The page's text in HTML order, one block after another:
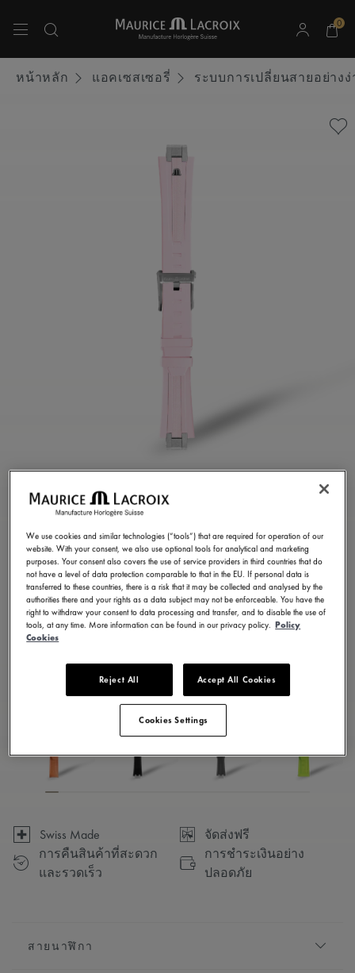
0
หน้าหลัก แอคเซสเซอรี่ ระบบการเปลี่ยนสายอย่าง
สายนาฬิกายางสีชมพู
ML822-005076
8.600,00 ฿ รวมภาษีมูลค่าเพิ่ม (VAT)
ติดต่อเรา
มีให้เลือก 23 รูปแบบ
Swiss Made
จัดส่งฟรี
การคืนสินค้าที่สะดวก
และรวดเร็ว
การชำระเงินอย่าง
ปลอดภัย
สายนาฬิกา
We use cookies and similar technologies (“tools”) that are required for operation of our
website. With your consent, we also use optional tools for analytical and marketing
purposes. Your consent also covers the use of service providers in third countries that do
not have a level of data protection comparable to that in the EU. If personal data is
transferred to these countries, there is a risk that it may be collected and analysed by the
authorities there and your rights as a data subject may not be enforceable. You have the
right to withdraw your consent to data processing and transfer, and to disable the use of
tools, at any time. More information can be found in our privacy policy. Policy
Cookies
Reject All Accept All Cookies
Cookies Settings